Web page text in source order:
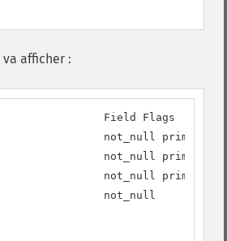
va afficher :
Field Flags
not_null primary_key
not_null primary_key
not_null primary_key
not_null